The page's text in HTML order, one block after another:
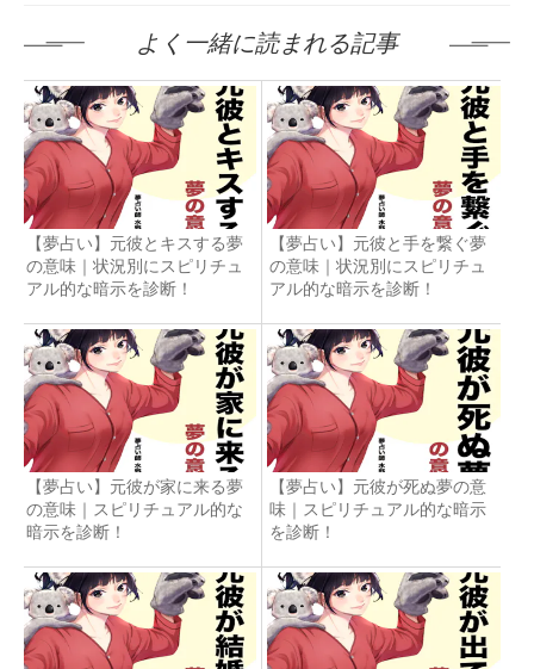
よく一緒に読まれる記事
【夢占い】元彼とキスする夢
の意味｜状況別にスピリチュ
アル的な暗示を診断！
【夢占い】元彼と手を繋ぐ夢
の意味｜状況別にスピリチュ
アル的な暗示を診断！
【夢占い】元彼が家に来る夢
の意味｜スピリチュアル的な
暗示を診断！
【夢占い】元彼が死ぬ夢の意
味｜スピリチュアル的な暗示
を診断！